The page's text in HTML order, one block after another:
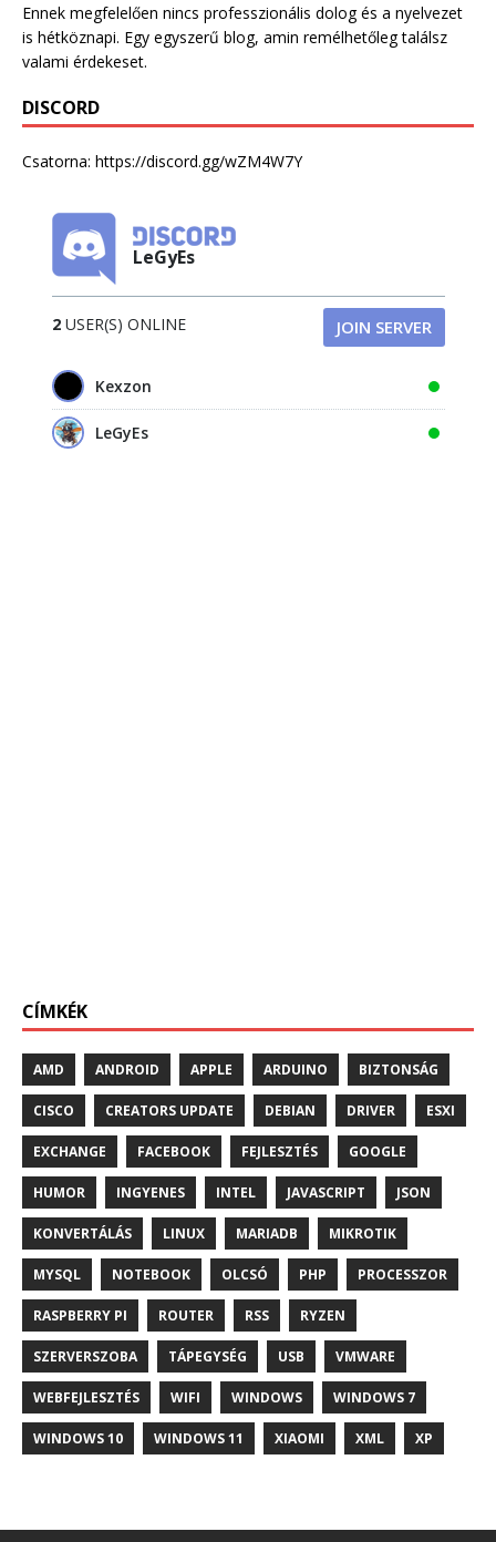
Ennek megfelelően nincs professzionális dolog és a nyelvezet
is hétköznapi. Egy egyszerű blog, amin remélhetőleg találsz
valami érdekeset.
DISCORD
Csatorna: https://discord.gg/wZM4W7Y
LeGyEs
2USER(S) ONLINE JOIN SERVER
Kexzon
LeGyEs
CÍMKÉK
AMD ANDROID APPLE ARDUINO BIZTONSÁG
CISCO CREATORS UPDATE DEBIAN DRIVER ESXI
EXCHANGE FACEBOOK FEJLESZTÉS GOOGLE
HUMOR INGYENES INTEL JAVASCRIPT JSON
KONVERTÁLÁS LINUX MARIADB MIKROTIK
MYSQL NOTEBOOK OLCSÓ PHP PROCESSZOR
RASPBERRY PI ROUTER RSS RYZEN
SZERVERSZOBA TÁPEGYSÉG USB VMWARE
WEBFEJLESZTÉS WIFI WINDOWS WINDOWS 7
WINDOWS 10 WINDOWS 11 XIAOMI XML XP